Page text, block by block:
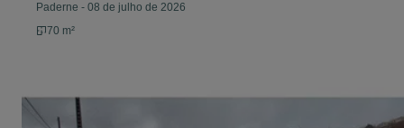
Paderne - 08 de julho de 2026
70 m²